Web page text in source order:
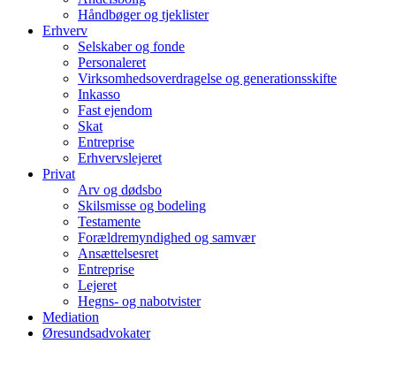
Håndbøger og tjeklister
Erhverv
Selskaber og fonde
Personaleret
Virksomhedsoverdragelse og generationsskifte
Inkasso
Fast ejendom
Skat
Entreprise
Erhvervslejeret
Privat
Arv og dødsbo
Skilsmisse og bodeling
Testamente
Forældremyndighed og samvær
Ansættelsesret
Entreprise
Lejeret
Hegns- og nabotvister
Mediation
Øresundsadvokater